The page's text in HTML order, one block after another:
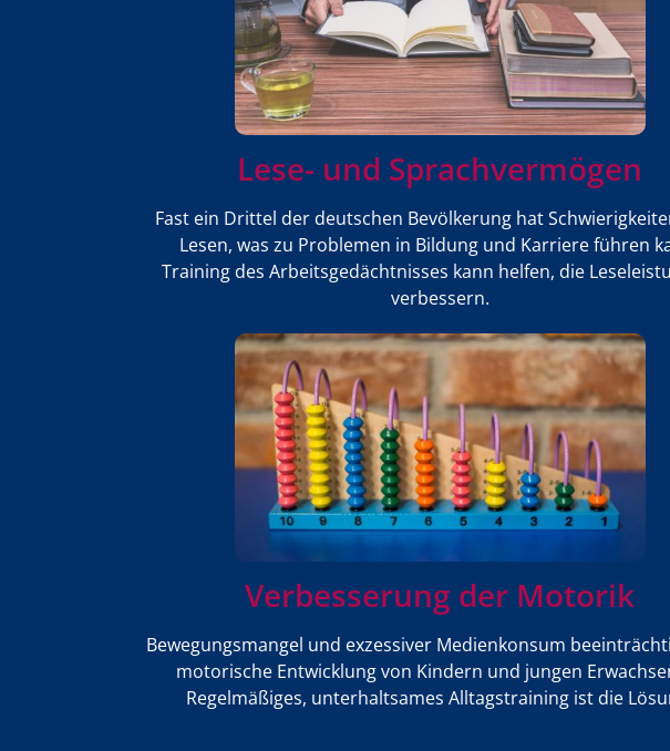
Lese- und Sprachvermögen
Fast ein Drittel der deutschen Bevölkerung hat
Lesen, was zu Problemen in Bildung und Karriere führen
Training des Arbeitsgedächtnisses kann helfen, die
verbessern.
Verbesserung der Motorik
Bewegungsmangel und exzessiver Medienkonsum
motorische Entwicklung von Kindern und jungen
Regelmäßiges, unterhaltsames Alltagstraining ist die